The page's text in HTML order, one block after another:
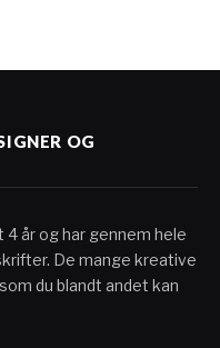
OG
år og har gennem hele
De mange kreative
du blandt andet kan